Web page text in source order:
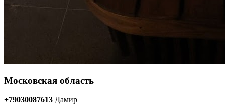
Московская область
+79030087613 Дамир